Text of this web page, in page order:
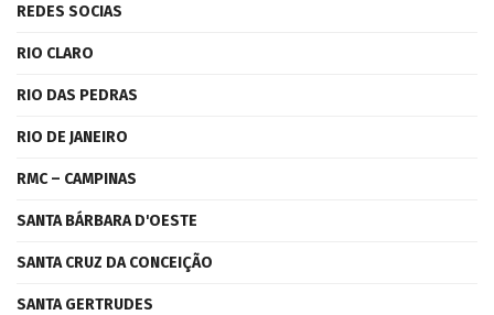
REDES SOCIAS
RIO CLARO
RIO DAS PEDRAS
RIO DE JANEIRO
RMC – CAMPINAS
SANTA BÁRBARA D'OESTE
SANTA CRUZ DA CONCEIÇÃO
SANTA GERTRUDES